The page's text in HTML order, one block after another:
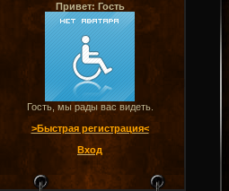
Привет: Гость
Гость, мы рады вас видеть.
>Быстрая регистрация<
Вход